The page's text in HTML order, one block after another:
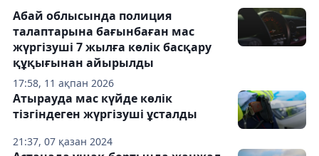
17:58, 11 ақпан 2026
Абай облысында полиция
талаптарына бағынбаған мас
жүргізуші 7 жылға көлік басқару
құқығынан айырылды
21:37, 07 қазан 2024
Атырауда мас күйде көлік
тізгіндеген жүргізуші ұсталды